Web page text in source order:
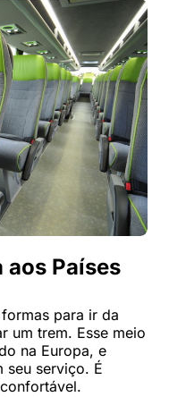
aos Países
para ir da
um trem. Esse meio
na Europa, e
seu serviço. É